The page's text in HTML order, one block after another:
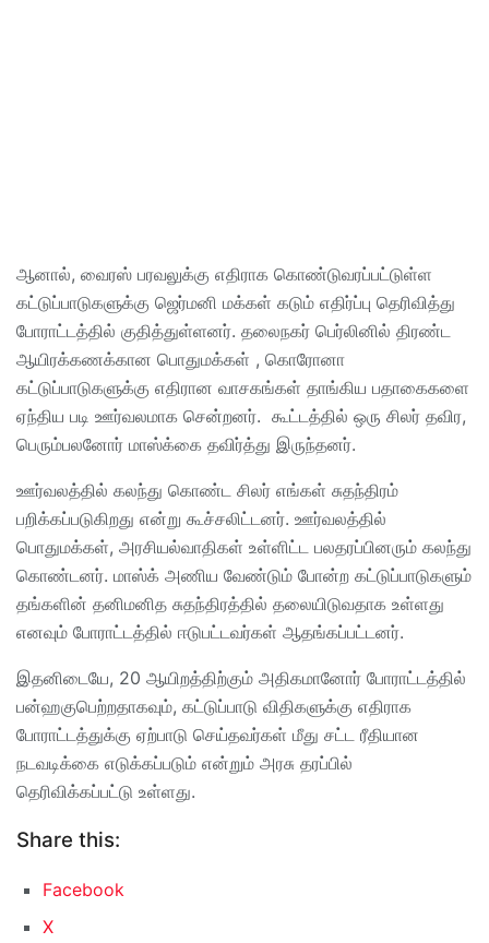
ஆனால், வைரஸ் பரவலுக்கு எதிராக கொண்டுவரப்பட்டுள்ள
கட்டுப்பாடுகளுக்கு ஜெர்மனி மக்கள் கடும் எதிர்ப்பு தெரிவித்து
போராட்டத்தில் குதித்துள்ளனர். தலைநகர் பெர்லினில் திரண்ட
ஆயிரக்கணக்கான பொதுமக்கள் , கொரோனா
கட்டுப்பாடுகளுக்கு எதிரான வாசகங்கள் தாங்கிய பதாகைகளை
ஏந்திய படி ஊர்வலமாக சென்றனர். கூட்டத்தில் ஒரு சிலர் தவிர,
பெரும்பலனோர் மாஸ்க்கை தவிர்த்து இருந்தனர்.
ஊர்வலத்தில் கலந்து கொண்ட சிலர் எங்கள் சுதந்திரம்
பறிக்கப்படுகிறது என்று கூச்சலிட்டனர். ஊர்வலத்தில்
பொதுமக்கள், அரசியல்வாதிகள் உள்ளிட்ட பலதரப்பினரும் கலந்து
கொண்டனர். மாஸ்க் அணிய வேண்டும் போன்ற கட்டுப்பாடுகளும்
தங்களின் தனிமனித சுதந்திரத்தில் தலையிடுவதாக உள்ளது
எனவும் போராட்டத்தில் ஈடுபட்டவர்கள் ஆதங்கப்பட்டனர்.
இதனிடையே, 20 ஆயிறத்திற்கும் அதிகமானோர் போராட்டத்தில்
பன்ஹகுபெற்றதாகவும், கட்டுப்பாடு விதிகளுக்கு எதிராக
போராட்டத்துக்கு ஏற்பாடு செய்தவர்கள் மீது சட்ட ரீதியான
நடவடிக்கை எடுக்கப்படும் என்றும் அரசு தரப்பில்
தெரிவிக்கப்பட்டு உள்ளது.
Share this:
Facebook
X